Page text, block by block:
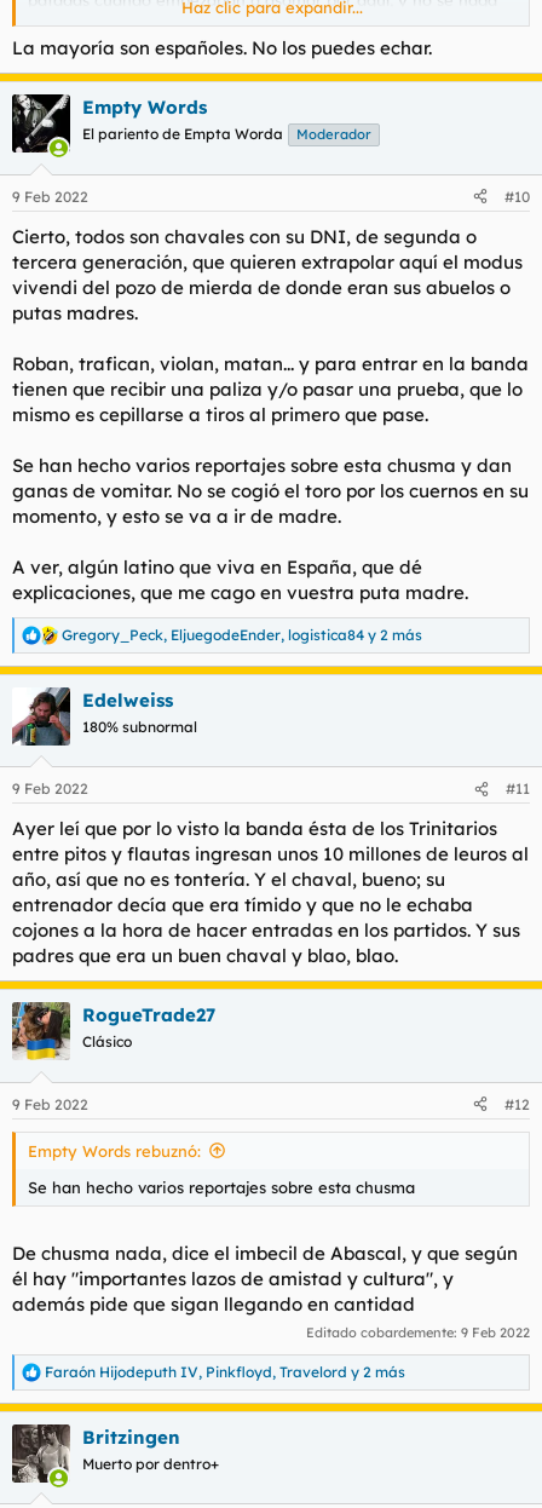
ahora, que es perfectamente factible, me indigna
profundamente.
Haz clic para expandir...
La mayoría son españoles. No los puedes echar.
Empty Words
El pariento de Empta Worda Moderador
9 Feb 2022 #10
Cierto, todos son chavales con su DNI, de segunda o
tercera generación, que quieren extrapolar aquí el modus
vivendi del pozo de mierda de donde eran sus abuelos o
putas madres.
Roban, trafican, violan, matan... y para entrar en la banda
tienen que recibir una paliza y/o pasar una prueba, que lo
mismo es cepillarse a tiros al primero que pase.
Se han hecho varios reportajes sobre esta chusma y dan
ganas de vomitar. No se cogió el toro por los cuernos en su
momento, y esto se va a ir de madre.
A ver, algún latino que viva en España, que dé
explicaciones, que me cago en vuestra puta madre.
R
e
a
c
i
e
:
Gregory_Peck, EljuegodeEnder, logistica84 y 2 más
Edelweiss
180% subnormal
9 Feb 2022 #11
Ayer leí que por lo visto la banda ésta de los Trinitarios
entre pitos y flautas ingresan unos 10 millones de leuros al
año, así que no es tontería. Y el chaval, bueno; su
entrenador decía que era tímido y que no le echaba
cojones a la hora de hacer entradas en los partidos. Y sus
padres que era un buen chaval y blao, blao.
RogueTrade27
Clásico
9 Feb 2022 #12
Empty Words rebuznó:
Se han hecho varios reportajes sobre esta chusma
De chusma nada, dice el imbecil de Abascal, y que según
él hay "importantes lazos de amistad y cultura", y
además pide que sigan llegando en cantidad
Editado cobardemente: 9 Feb 2022
R
e
a
c
c
i
Faraón Hijodeputh IV, Pinkfloyd, Travelord y 2 más
Britzingen
Muerto por dentro+